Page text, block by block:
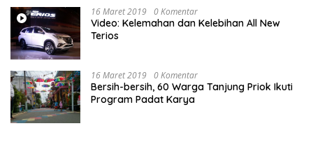
16 Maret 2019 0 Komentar
Video: Kelemahan dan Kelebihan All New
Terios
16 Maret 2019 0 Komentar
Bersih-bersih, 60 Warga Tanjung Priok Ikuti
Program Padat Karya